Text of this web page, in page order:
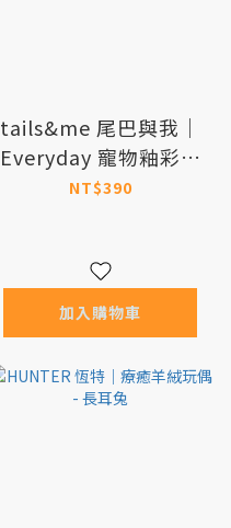
tails&me 尾巴與我｜
Everyday 寵物釉彩陶
瓷碗 S號 (共5色)
NT$390
加入購物車